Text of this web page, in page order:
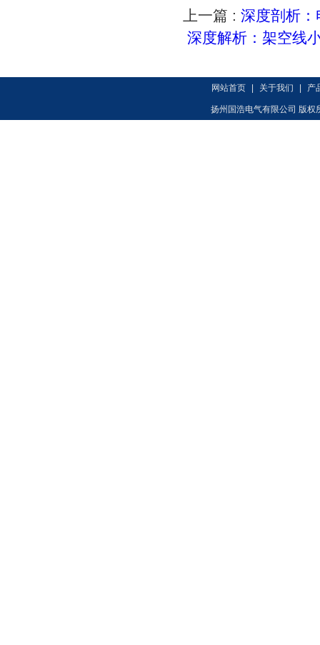
上一篇 : 深度剖析
深度解析：架空线
网站首页 关于我们 产
扬州国浩电气有限公司 版权